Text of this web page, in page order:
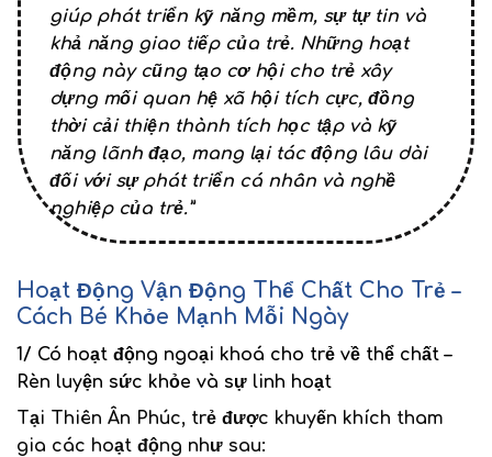
giúp phát triển kỹ năng mềm, sự tự tin và
khả năng giao tiếpcủa trẻ. Những hoạt
động này cũng tạo cơ hội cho trẻ xây
dựng mối quan hệ xã hộitích cực, đồng
thời cải thiện thành tích học tậpvà kỹ
năng lãnh đạo, mang lại tác động lâu dài
đối với sự phát triển cá nhân và nghề
nghiệp của trẻ​.”
Hoạt Động Vận Động Thể Chất Cho Trẻ –
Cách Bé Khỏe Mạnh Mỗi Ngày
1/ Có hoạt động ngoại khoá cho trẻ về thể chất –
Rèn luyện sức khỏe và sự linh hoạt
Tại Thiên Ân Phúc, trẻ được khuyến khích tham
gia các hoạt động như sau: